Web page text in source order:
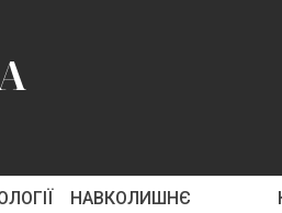
НАВКОЛИШНЄ